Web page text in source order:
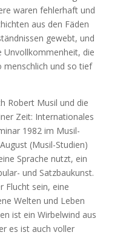
waren fehlerhaft und
aus den Fäden
gewebt, und
Unvollkommenheit, die
menschlich und so tief
Robert Musil und die
Zeit: Internationales
1982 im Musil-
(Musil-Studien)
Sprache nutzt, ein
und Satzbaukunst.
Flucht sein, eine
Welten und Leben
ist ein Wirbelwind aus
es ist auch voller